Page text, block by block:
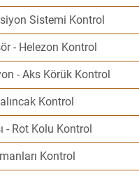
Sistemi Kontrol
- Helezon Kontrol
- Aks Körük Kontrol
Kontrol
- Rot Kolu Kontrol
Kontrol